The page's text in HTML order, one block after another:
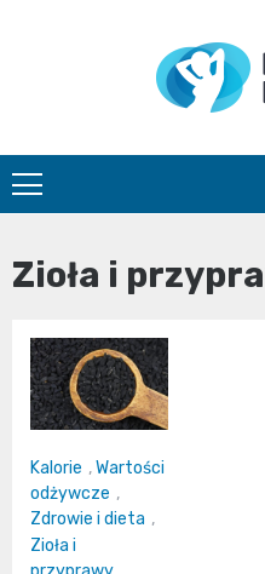
Zioła i
Kalorie ,Wartości
odżywcze ,
Zdrowie i dieta ,
Zioła i